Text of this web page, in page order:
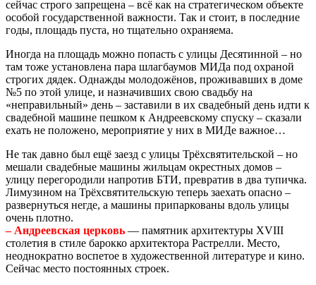
сейчас строго запрещена – всё как на стратегическом объекте
особой государственной важности. Так и стоит, в последние
годы, площадь пуста, но тщательно охраняема.
Иногда на площадь можно попасть с улицы Десятинной – но
там тоже установлена пара шлагбаумов МИДа под охраной
строгих дядек. Однажды молодожёнов, проживавших в доме
№5 по этой улице, и назначивших свою свадьбу на
«неправильный» день – заставили в их свадебный день идти к
свадебной машине пешком к Андреевскому спуску – сказали
ехать не положено, мероприятие у них в МИДе важное…
Не так давно был ещё заезд с улицы Трёхсвятительской – но
мешали свадебные машины жильцам окрестных домов –
улицу перегородили напротив БТИ, превратив в два тупичка.
Лимузином на Трёхсвятительскую теперь заехать опасно –
развернуться негде, а машины припаркованы вдоль улицы
очень плотно.
– Андреевская церковь — памятник архитектуры XVIII
столетия в стиле барокко архитектора Растрелли. Место,
неоднократно воспетое в художественной литературе и кино.
Сейчас место постоянных строек.